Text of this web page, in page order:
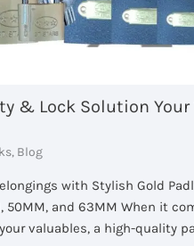
& Lock Solution Your
, Blog
with Stylish Gold
50MM, and 63MM When it
valuables, a high-quality